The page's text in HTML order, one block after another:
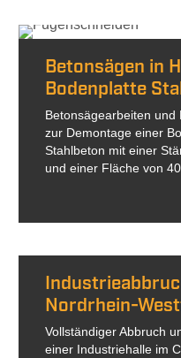
Betonsägen in
Bodenplatte
Betonsägearbeiten und
zur Demontage einer
Stahlbeton mit einer
und einer Fläche von
Nordrhein-
Vollständiger Abbruch
einer Industriehalle im